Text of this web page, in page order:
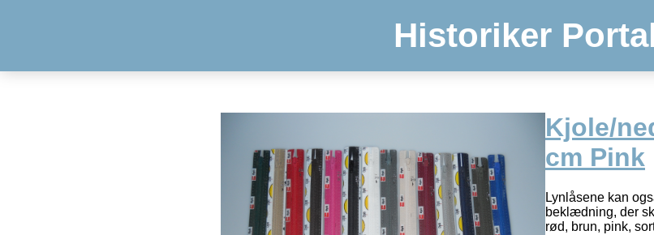
Historiker
Kjole/
cm Pink
Lynlåsene kan
beklædning, der
rød, brun, pink,